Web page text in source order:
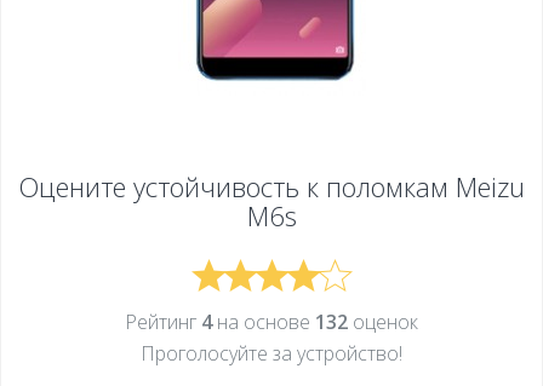
Оцените устойчивость к поломкам Meizu
M6s
Рейтинг 4на основе 132 оценок
Проголосуйте за устройcтво!